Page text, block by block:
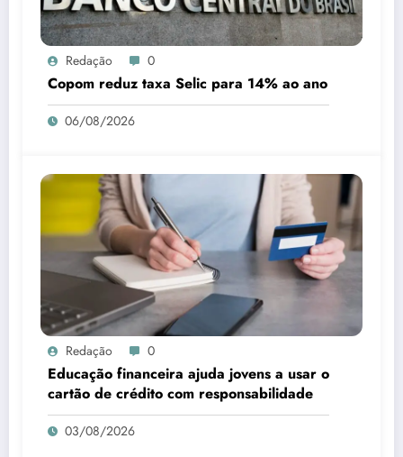
Redação 0
Copom reduz taxa Selic para 14% ao ano
06/08/2026
Redação 0
Educação financeira ajuda jovens a usar o
cartão de crédito com responsabilidade
03/08/2026